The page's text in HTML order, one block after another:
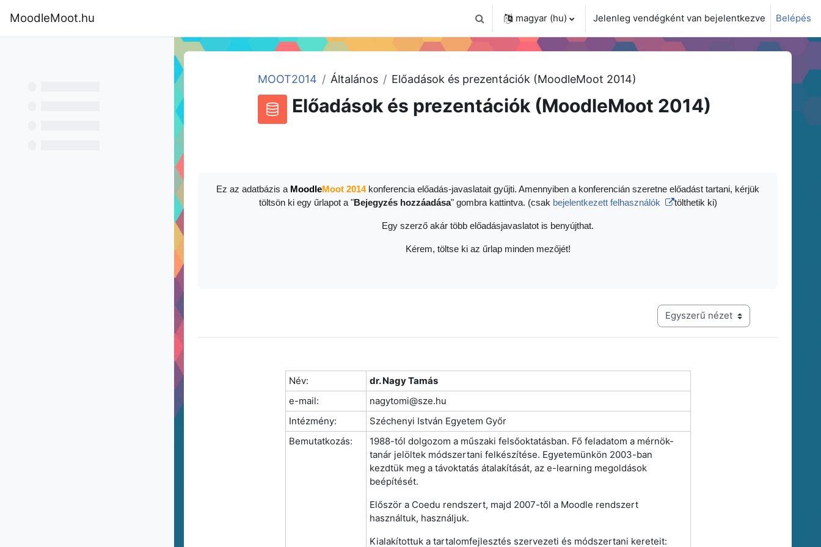
MoodleMoot.hu Keresési bemeneti adatok váltása
magyar ‎(hu)‎ Jelenleg vendégként van bejelentkezve Belépés
MOOT2014 Általános Előadások és prezentációk (MoodleMoot 2014)
Előadások és prezentációk (MoodleMoot 2014)
Ez az adatbázis a MoodleMoot 2014konferencia előadás-javaslatait gyűjti. Amennyiben a konferencián szeretne előadást tartani, kérjük
töltsön ki egy űrlapot a "Bejegyzés hozzáadása" gombra kattintva. (csak bejelentkezett felhasználók tölthetik ki)
Egy szerző akár több előadásjavaslatot is benyújthat.
Kérem, töltse ki az űrlap minden mezőjét!
Harmadik szintű navigáció megtekintési módja
Név:
dr. Nagy Tamás
e-mail:
nagytomi@sze.hu
Intézmény:
Széchenyi István Egyetem Győr
Bemutatkozás:
1988-tól dolgozom a műszaki felsőoktatásban. Fő feladatom a mérnök-
tanár jelöltek módszertani felkészítése. Egyetemünkön 2003-ban
kezdtük meg a távoktatás átalakítását, az e-learning megoldások
beépítését.
Először a Coedu rendszert, majd 2007-től a Moodle rendszert
használtuk, használjuk.
Kialakítottuk a tartalomfejlesztés szervezeti és módszertani kereteit: